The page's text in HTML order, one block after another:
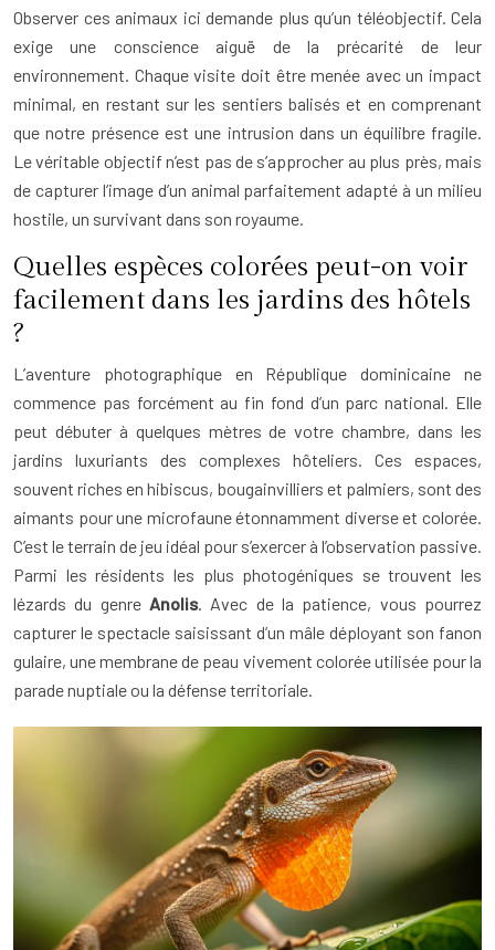
Observer ces animaux ici demande plus qu’un téléobjectif. Cela
exige une conscience aiguë de la précarité de leur
environnement. Chaque visite doit être menée avec un impact
minimal, en restant sur les sentiers balisés et en comprenant
que notre présence est une intrusion dans un équilibre fragile.
Le véritable objectif n’est pas de s’approcher au plus près, mais
de capturer l’image d’un animal parfaitement adapté à un milieu
hostile, un survivant dans son royaume.
Quelles espèces colorées peut-on voir
facilement dans les jardins des hôtels
?
L’aventure photographique en République dominicaine ne
commence pas forcément au fin fond d’un parc national. Elle
peut débuter à quelques mètres de votre chambre, dans les
jardins luxuriants des complexes hôteliers. Ces espaces,
souvent riches en hibiscus, bougainvilliers et palmiers, sont des
aimants pour une microfaune étonnamment diverse et colorée.
C’est le terrain de jeu idéal pour s’exercer à l’observation passive.
Parmi les résidents les plus photogéniques se trouvent les
lézards du genre Anolis. Avec de la patience, vous pourrez
capturer le spectacle saisissant d’un mâle déployant son fanon
gulaire, une membrane de peau vivement colorée utilisée pour la
parade nuptiale ou la défense territoriale.